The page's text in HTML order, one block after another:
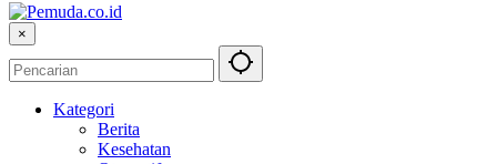
×
Kategori
Berita
Kesehatan